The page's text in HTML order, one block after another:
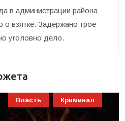
в администрации района
о взятке. Задержано трое
уголовно дело.
Власть Криминал